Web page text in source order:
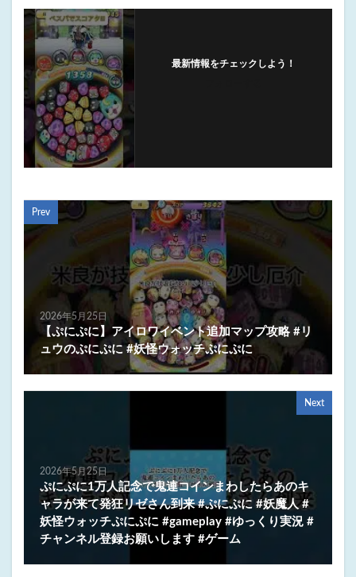
最新情報をチェックしよう！
Prev
2026年5月25日
【ぷにぷに】アイロワイベント追加マップ攻略 #リ
ュウのぷにぷに #妖怪ウォッチぷにぷに
Next
2026年5月25日
ぷにぷに1万人記念で鬼連コインまわしたらあのキ
ャラが来て発狂リゼさん到来 #ぷにぷに #妖魔人 #
妖怪ウォッチぷにぷに #gameplay #ゆっくり実況 #
チャンネル登録お願いします #ゲーム